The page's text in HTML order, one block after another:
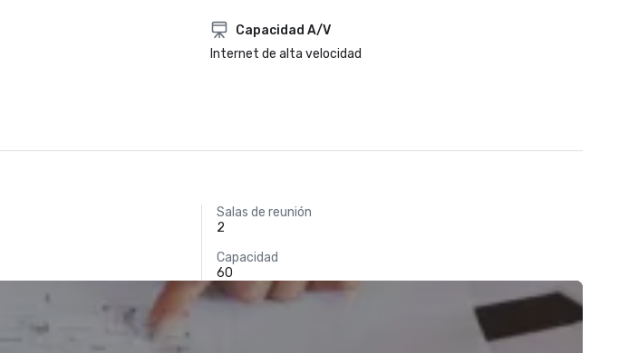
Capacidad A/V
Internet de alta velocidad
Salas de reunión
2
Capacidad
60